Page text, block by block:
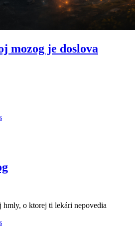
mozog je doslova
hmly, o ktorej ti lekári nepovedia